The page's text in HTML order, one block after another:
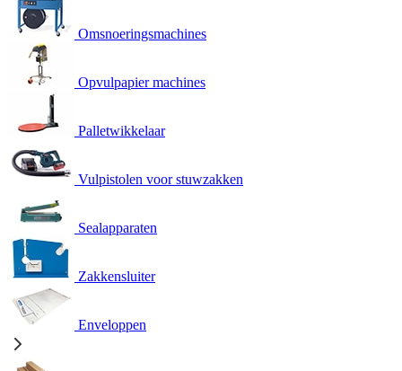
Omsnoeringsmachines
Opvulpapier machines
Palletwikkelaar
Vulpistolen voor stuwzakken
Sealapparaten
Zakkensluiter
Enveloppen